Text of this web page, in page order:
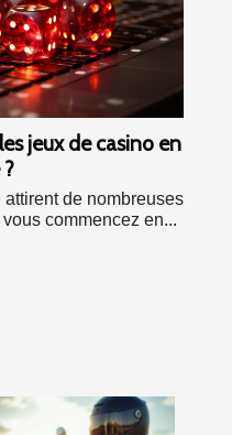
jeux de casino en
de nombreuses
commencez en...